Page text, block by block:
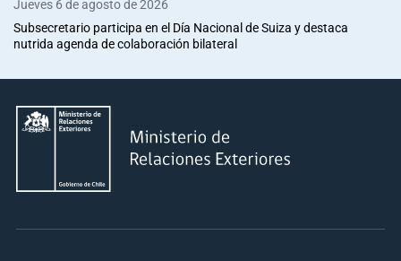
Jueves 6 de agosto de 2026
Subsecretario participa en el Día Nacional de Suiza y destaca
nutrida agenda de colaboración bilateral